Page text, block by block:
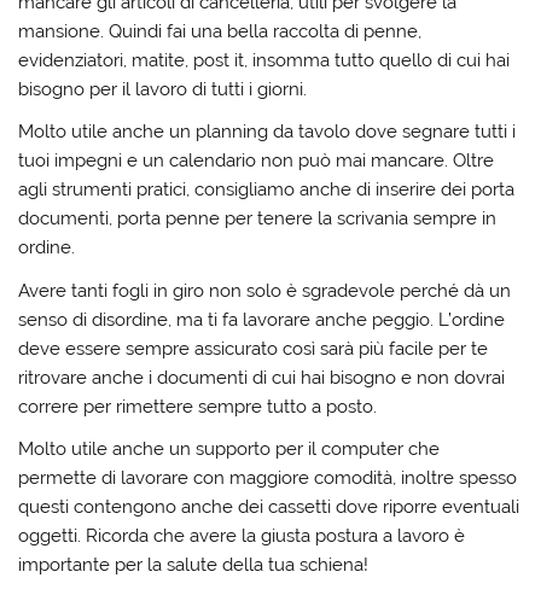
mansione. Quindi fai una bella raccolta di penne,
evidenziatori, matite, post it, insomma tutto quello di cui hai
bisogno per il lavoro di tutti i giorni.
Molto utile anche un planning da tavolo dove segnare tutti i
tuoi impegni e un calendario non può mai mancare. Oltre
agli strumenti pratici, consigliamo anche di inserire dei porta
documenti, porta penne per tenere la scrivania sempre in
ordine.
Avere tanti fogli in giro non solo è sgradevole perché dà un
senso di disordine, ma ti fa lavorare anche peggio. L’ordine
deve essere sempre assicurato così sarà più facile per te
ritrovare anche i documenti di cui hai bisogno e non dovrai
correre per rimettere sempre tutto a posto.
Molto utile anche un supporto per il computer che
permette di lavorare con maggiore comodità, inoltre spesso
questi contengono anche dei cassetti dove riporre eventuali
oggetti. Ricorda che avere la giusta postura a lavoro è
importante per la salute della tua schiena!